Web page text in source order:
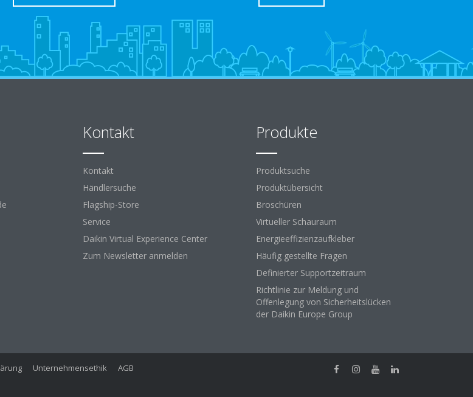
Kontakt
Kontakt
Händlersuche
Flagship-Store
Service
Daikin Virtual Experience Center
Zum Newsletter anmelden
Produkte
Produktsuche
Produktübersicht
Broschüren
Virtueller Schauraum
Energieeffizienzaufkleber
Häufig gestellte Fragen
Definierter Supportzeitraum
Richtlinie zur Meldung und
Offenlegung von Sicherheitslücken
der Daikin Europe Group
Unternehmensethik
AGB